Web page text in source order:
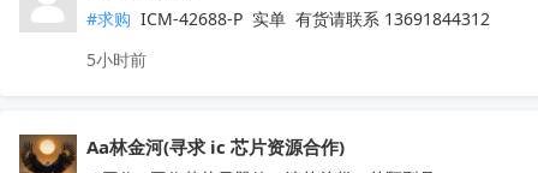
#求购 ICM-42688-P  实单  有货请联系 13691844312
5小时前
Aa林金河(寻求 ic 芯片资源合作)